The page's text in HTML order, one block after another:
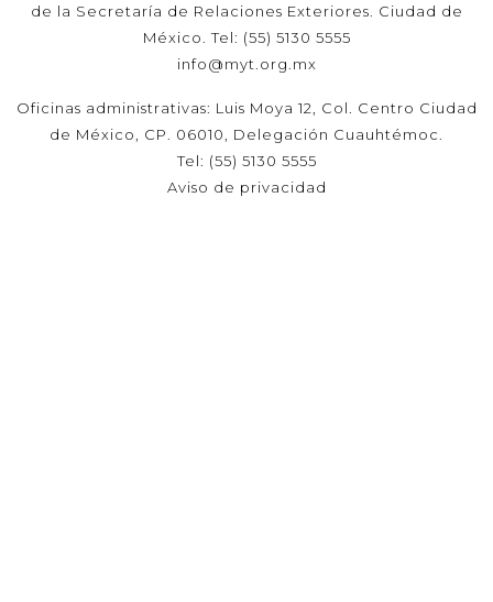
de la Secretaría de Relaciones Exteriores. Ciudad de
México. Tel: (55) 5130 5555
info@myt.org.mx
Oficinas administrativas: Luis Moya 12, Col. Centro Ciudad
de México, CP. 06010, Delegación Cuauhtémoc.
Tel: (55) 5130 5555
Aviso de privacidad